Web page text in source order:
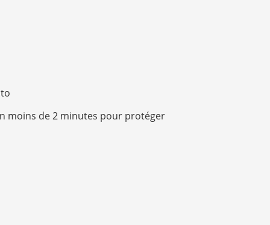
moins de 2 minutes pour protéger